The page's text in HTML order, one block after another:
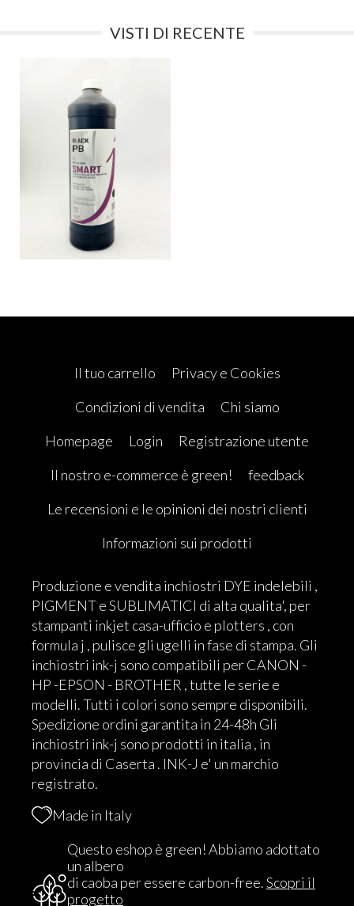
VISTI DI RECENTE
Il tuo carrello
Privacy e Cookies
Condizioni di vendita
Chi siamo
Homepage
Login
Registrazione utente
Il nostro e-commerce è green!
feedback
Le recensioni e le opinioni dei nostri clienti
Informazioni sui prodotti
Produzione e vendita inchiostri DYE indelebili ,
PIGMENT e SUBLIMATICI di alta qualita', per
stampanti inkjet casa-ufficio e plotters , con
formula j , pulisce gli ugelli in fase di stampa. Gli
inchiostri ink-j sono compatibili per CANON -
HP -EPSON - BROTHER , tutte le serie e
modelli. Tutti i colori sono sempre disponibili.
Spedizione ordini garantita in 24-48h Gli
inchiostri ink-j sono prodotti in italia , in
provincia di Caserta . INK-J e' un marchio
registrato.
Made in Italy
Questo eshop è green! Abbiamo adottato
un albero
di caoba per essere carbon-free.Scopri il
progetto